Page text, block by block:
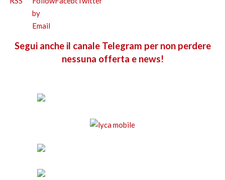
Segui anche il canale Telegram per non perdere
nessuna offerta e news!